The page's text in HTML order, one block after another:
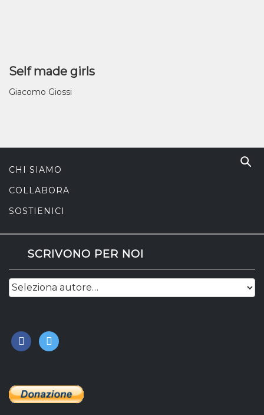
Self made girls
Giacomo Giossi
CHI SIAMO
COLLABORA
SOSTIENICI
SCRIVONO PER NOI
facebook
twitter